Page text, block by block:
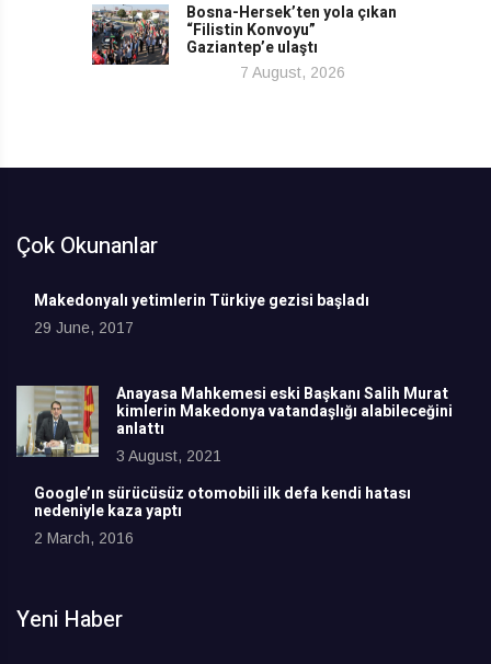
Bosna-Hersek’ten yola çıkan
“Filistin Konvoyu”
Gaziantep’e ulaştı
7 August, 2026
Çok Okunanlar
Makedonyalı yetimlerin Türkiye gezisi başladı
29 June, 2017
Anayasa Mahkemesi eski Başkanı Salih Murat
kimlerin Makedonya vatandaşlığı alabileceğini
anlattı
3 August, 2021
Google’ın sürücüsüz otomobili ilk defa kendi hatası
nedeniyle kaza yaptı
2 March, 2016
Yeni Haber